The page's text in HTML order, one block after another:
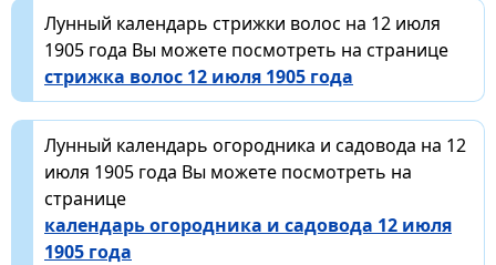
Лунный календарь стрижки волос на 12 июля
1905 года Вы можете посмотреть на странице
стрижка волос 12 июля 1905 года
Лунный календарь огородника и садовода на 12
июля 1905 года Вы можете посмотреть на
странице
календарь огородника и садовода 12 июля
1905 года